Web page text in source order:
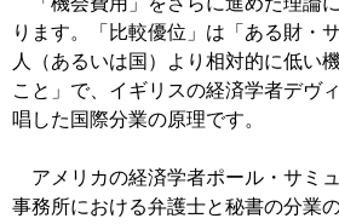
ります。「比較優位」は「ある財・
人（あるいは国）より相対的に低い
こと」で、イギリスの経済学者デヴ
唱した国際分業の原理です。
アメリカの経済学者ポール・サミ
事務所における弁護士と秘書の分業